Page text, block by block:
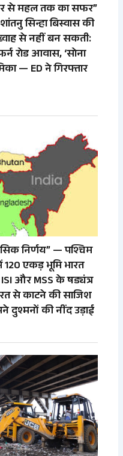
से महल तक का सफर”
सिन्हा बिस्वास की
से नहीं बन सकती:
रोड आवास, ‘सोना
— ED ने गिरफ्तार
निर्णय” — पश्चिम
एकड़ भूमि भारत
ISI और MSS के षड्यंत्र
से काटने की साजिश
दुश्मनों की नींद उड़ाई